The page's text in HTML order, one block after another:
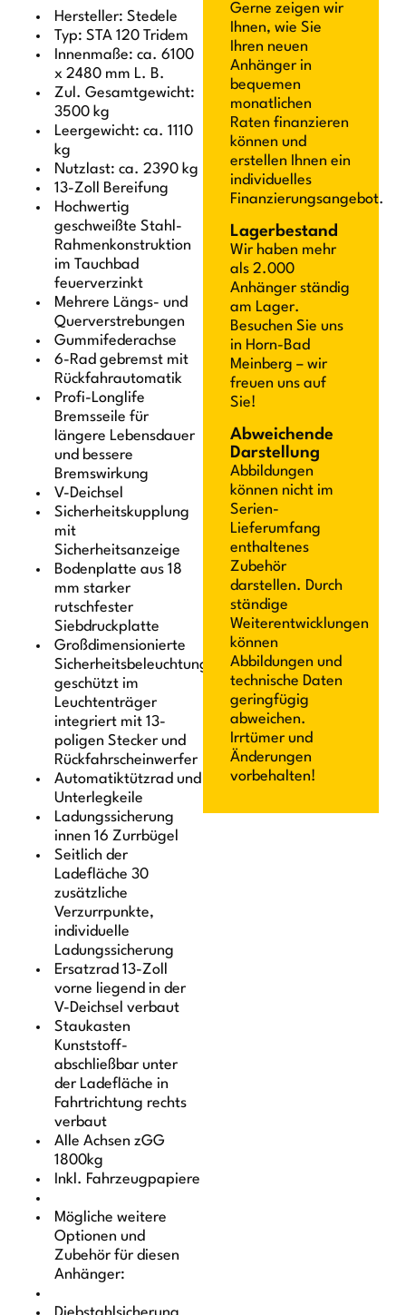
Hersteller: Stedele
Typ: STA 120 Tridem
Innenmaße: ca. 6100
x 2480 mm L. B.
Zul. Gesamtgewicht:
3500 kg
Leergewicht: ca. 1110
kg
Nutzlast: ca. 2390 kg
13-Zoll Bereifung
Hochwertig
geschweißte Stahl-
Rahmenkonstruktion
im Tauchbad
feuerverzinkt
Mehrere Längs- und
Querverstrebungen
Gummifederachse
6-Rad gebremst mit
Rückfahrautomatik
Profi-Longlife
Bremsseile für
längere Lebensdauer
und bessere
Bremswirkung
V-Deichsel
Sicherheitskupplung
mit
Sicherheitsanzeige
Bodenplatte aus 18
mm starker
rutschfester
Siebdruckplatte
Großdimensionierte
Sicherheitsbeleuchtung
geschützt im
Leuchtenträger
integriert mit 13-
poligen Stecker und
Rückfahrscheinwerfer
Automatiktützrad und
Unterlegkeile
Ladungssicherung
innen 16 Zurrbügel
Seitlich der
Ladefläche 30
zusätzliche
Verzurrpunkte,
individuelle
Ladungssicherung
Ersatzrad 13-Zoll
vorne liegend in der
V-Deichsel verbaut
Staukasten
Kunststoff-
abschließbar unter
der Ladefläche in
Fahrtrichtung rechts
verbaut
Alle Achsen zGG
1800kg
Inkl. Fahrzeugpapiere
Mögliche weitere
Optionen und
Zubehör für diesen
Anhänger:
Gerne zeigen wir
Ihnen, wie Sie
Ihren neuen
Anhänger in
bequemen
monatlichen
Raten finanzieren
können und
erstellen Ihnen ein
individuelles
Finanzierungsangebot.
Lagerbestand
Wir haben mehr
als 2.000
Anhänger ständig
am Lager.
Besuchen Sie uns
in Horn-Bad
Meinberg – wir
freuen uns auf
Sie!
Abweichende
Darstellung
Abbildungen
können nicht im
Serien-
Lieferumfang
enthaltenes
Zubehör
darstellen. Durch
ständige
Weiterentwicklungen
können
Abbildungen und
technische Daten
geringfügig
abweichen.
Irrtümer und
Änderungen
vorbehalten!